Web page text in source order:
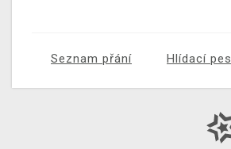
Seznam přání Hlídací pes